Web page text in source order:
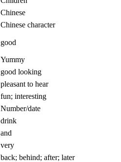
Chinese
Chinese character
good
Yummy
good looking
pleasant to hear
fun; interesting
Number/date
drink
and
very
back; behind; after; later